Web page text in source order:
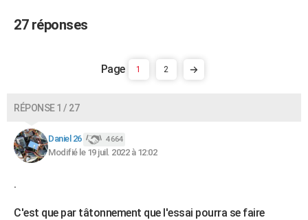
S'inscrire
Se connecter
Lycées
Collèges
Primaires
Universités
Entreprises
Service militaire
Avis de recherche
AVIS DE DÉCÈS
27 réponses
1 2
RÉPONSE 1 / 27
Daniel 26 4 664
Modifié le 19 juil. 2022 à 12:02
.
C'est que par tâtonnement que l'essai pourra se faire